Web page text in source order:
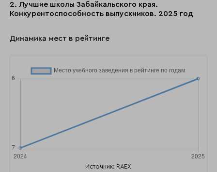
2. Лучшие школы Забайкальского края.
Конкурентоспособность выпускников. 2025 год
Динамика мест в рейтинге
Источник: RAEX